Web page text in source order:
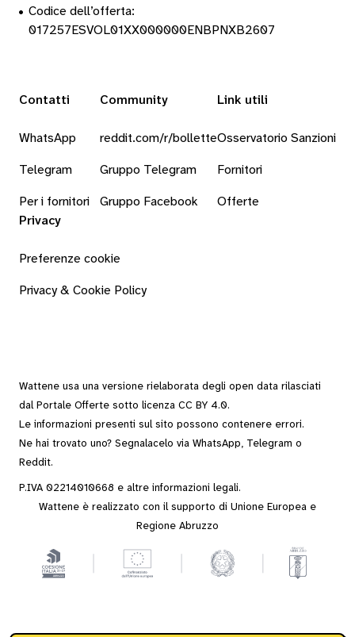
• Codice dell’offerta:
017257ESVOL01XX000000ENBPNXB2607
Contatti
WhatsApp
Telegram
Per i fornitori
Community
reddit.com/r/bollette
Gruppo Telegram
Gruppo Facebook
Link utili
Osservatorio Sanzioni
Fornitori
Offerte
Privacy
Preferenze cookie
Privacy & Cookie Policy
Wattene usa una versione rielaborata degli open data rilasciati
dal Portale Offerte sotto licenza CC BY 4.0.
Le informazioni presenti sul sito possono contenere errori.
Ne hai trovato uno? Segnalacelo via WhatsApp, Telegram o
Reddit.
P.IVA 02214010668 e altre informazioni legali.
Wattene è realizzato con il supporto di Unione Europea e
Regione Abruzzo